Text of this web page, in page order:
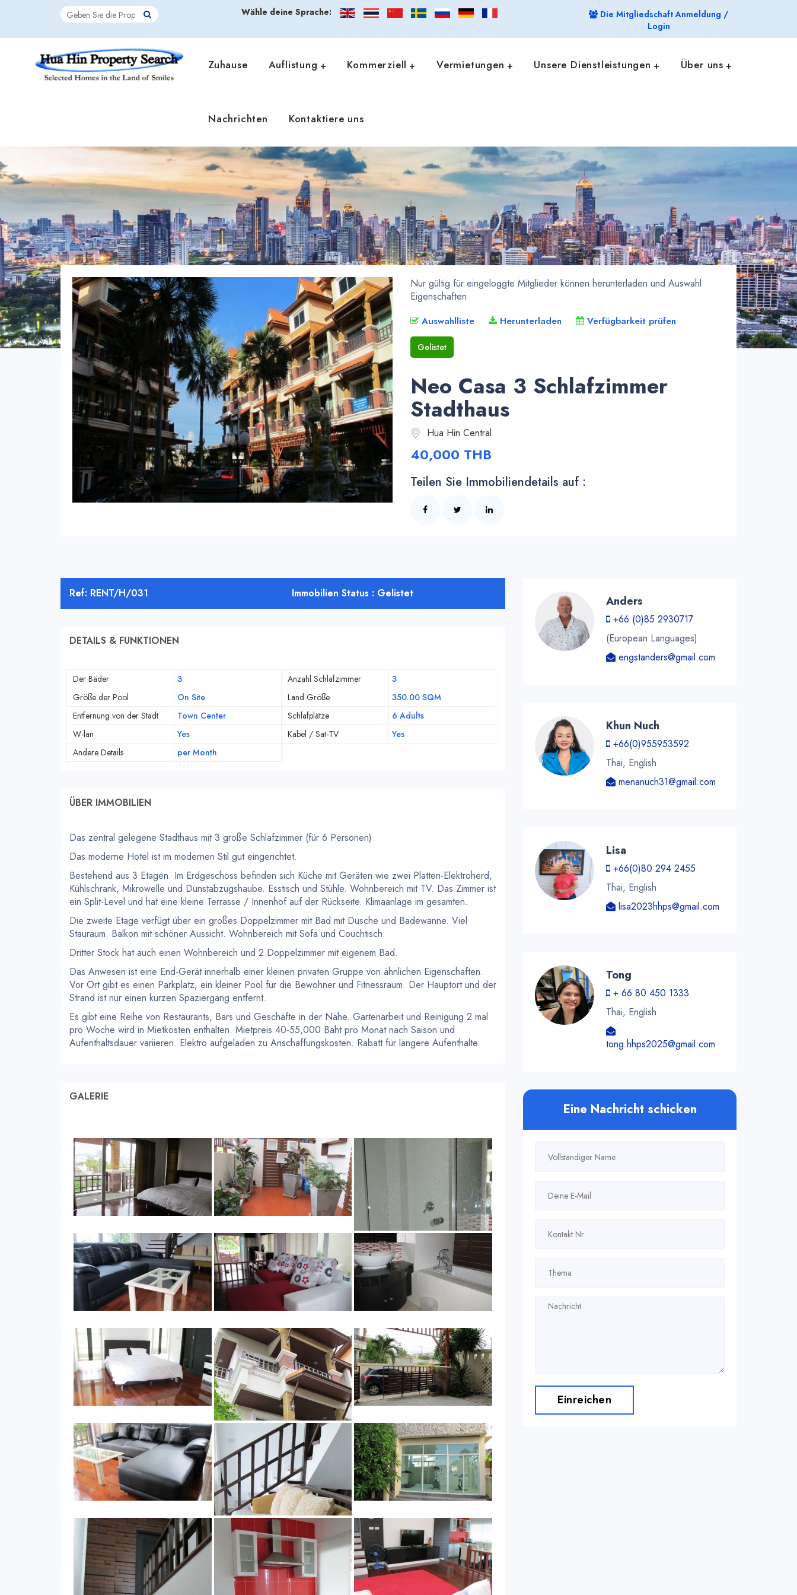
Wähle deine Sprache:
Die Mitgliedschaft Anmeldung /
Login
Zuhause Auflistung Kommerziell Vermietungen Unsere Dienstleistungen Über uns
Nachrichten Kontaktiere uns
Nur gültig für eingeloggte Mitglieder können herunterladen und Auswahl
Eigenschaften
Auswahlliste Herunterladen Verfügbarkeit prüfen
Gelistet
Neo Casa 3 Schlafzimmer
Stadthaus
Hua Hin Central
40,000 THB
Teilen Sie Immobiliendetails auf :
Ref: RENT/H/031 Immobilien Status : Gelistet
DETAILS & FUNKTIONEN
Der Bäder 3 Anzahl Schlafzimmer
3
Größe der Pool
On Site Land Größe
350.00 SQM
Entfernung von der Stadt
Town Center Schlafplätze
6 Adults
W-lan
Yes Kabel / Sat-TV
Yes
Andere Details
per Month
ÜBER IMMOBILIEN
Das zentral gelegene Stadthaus mit 3 große Schlafzimmer (für 6 Personen)
Das moderne Hotel ist im modernen Stil gut eingerichtet.
Bestehend aus 3 Etagen. Im Erdgeschoss befinden sich Küche mit Geräten wie zwei Platten-Elektroherd,
Kühlschrank, Mikrowelle und Dunstabzugshaube. Esstisch und Stühle. Wohnbereich mit TV. Das Zimmer ist
ein Split-Level und hat eine kleine Terrasse / Innenhof auf der Rückseite. Klimaanlage im gesamten.
Die zweite Etage verfügt über ein großes Doppelzimmer mit Bad mit Dusche und Badewanne. Viel
Stauraum. Balkon mit schöner Aussicht. Wohnbereich mit Sofa und Couchtisch.
Dritter Stock hat auch einen Wohnbereich und 2 Doppelzimmer mit eigenem Bad.
Das Anwesen ist eine End-Gerät innerhalb einer kleinen privaten Gruppe von ähnlichen Eigenschaften.
Vor Ort gibt es einen Parkplatz, ein kleiner Pool für die Bewohner und Fitnessraum. Der Hauptort und der
Strand ist nur einen kurzen Spaziergang entfernt.
Es gibt eine Reihe von Restaurants, Bars und Geschäfte in der Nähe. Gartenarbeit und Reinigung 2 mal
pro Woche wird in Mietkosten enthalten. Mietpreis 40-55,000 Baht pro Monat nach Saison und
Aufenthaltsdauer variieren. Elektro aufgeladen zu Anschaffungskosten. Rabatt für längere Aufenthalte.
GALERIE
Anders
+66 (0)85 2930717
(European Languages)
engstanders@gmail.com
Khun Nuch
+66(0)955953592
Thai, English
menanuch31@gmail.com
Lisa
+66(0)80 294 2455
Thai, English
lisa2023hhps@gmail.com
Tong
+ 66 80 450 1333
Thai, English
tong.hhps2025@gmail.com
Eine Nachricht schicken
Einreichen